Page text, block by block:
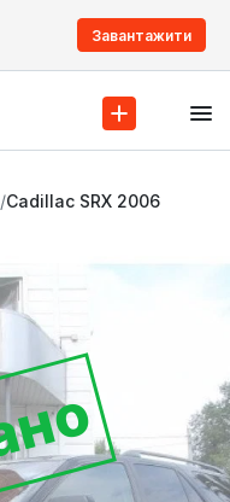
Завантажити
/Cadillac SRX 2006